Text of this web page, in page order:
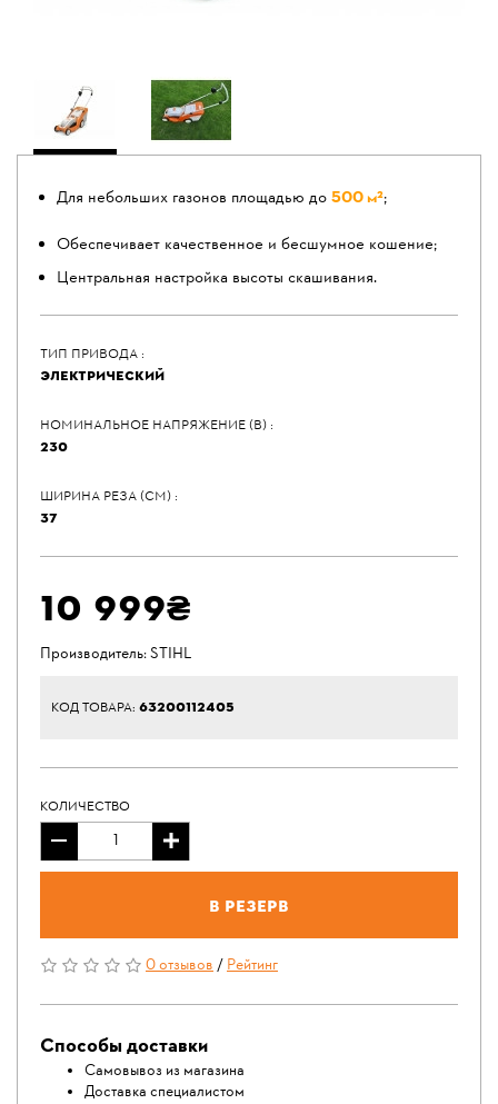
Для небольших газонов площадью до500 м²;
Обеспечивает качественное и бесшумное кошение;
Центральная настройка высоты скашивания.
ТИП ПРИВОДА :
ЭЛЕКТРИЧЕСКИЙ
НОМИНАЛЬНОЕ НАПРЯЖЕНИЕ (В) :
230
ШИРИНА РЕЗА (СМ) :
37
10 999₴
Производитель:STIHL
КОД ТОВАРА: 63200112405
КОЛИЧЕСТВО
В резерв
0 отзывов/Рейтинг
Способы доставки
Самовывоз из магазина
Доставка специалистом